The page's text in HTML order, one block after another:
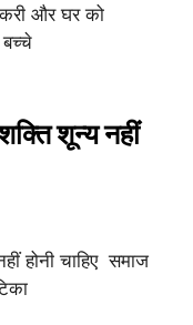
और घर को
शून्य नहीं
होनी चाहिए समाज